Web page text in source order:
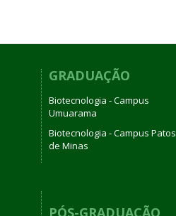
GRADUAÇÃO
Biotecnologia - Campus
Umuarama
Biotecnologia - Campus Patos
de Minas
PÓS-GRADUAÇÃO